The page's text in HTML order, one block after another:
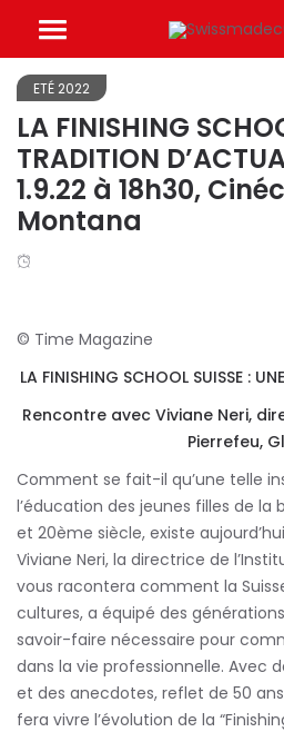
ETÉ 2022
LA FINISHING
TRADITION
1.9.22 à 18h30,
Montana
© Time Magazine
LA FINISHING SCHOOL SUISSE :
Rencontre avec Viviane Neri,
Pierrefeu,
Comment se fait-il qu’une telle
l’éducation des jeunes filles de la
et 20ème siècle, existe
Viviane Neri, la directrice de
vous racontera comment la
cultures, a équipé des
savoir-faire nécessaire pour
dans la vie professionnelle. Avec
et des anecdotes, reflet de 50
fera vivre l’évolution de la